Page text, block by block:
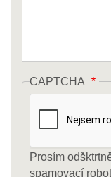
CAPTCHA
Prosím
spamovací